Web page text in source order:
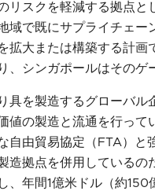
リスクを軽減する拠点
域で既にサプライチェ
拡大または構築する計
、シンガポールはその
具を製造するグローバ
値の製造と流通を行って
自由貿易協定（FTA）と
造拠点を併用している
、年間1億米ドル（約